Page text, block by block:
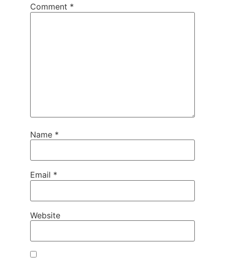
Comment *
Name *
Email *
Website